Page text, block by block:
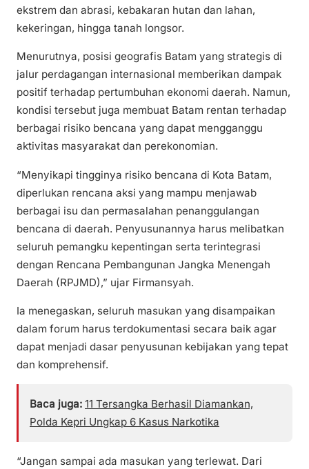
ekstrem dan abrasi, kebakaran hutan dan lahan,
kekeringan, hingga tanah longsor.
Menurutnya, posisi geografis Batam yang strategis di
jalur perdagangan internasional memberikan dampak
positif terhadap pertumbuhan ekonomi daerah. Namun,
kondisi tersebut juga membuat Batam rentan terhadap
berbagai risiko bencana yang dapat mengganggu
aktivitas masyarakat dan perekonomian.
“Menyikapi tingginya risiko bencana di Kota Batam,
diperlukan rencana aksi yang mampu menjawab
berbagai isu dan permasalahan penanggulangan
bencana di daerah. Penyusunannya harus melibatkan
seluruh pemangku kepentingan serta terintegrasi
dengan Rencana Pembangunan Jangka Menengah
Daerah (RPJMD),” ujar Firmansyah.
Ia menegaskan, seluruh masukan yang disampaikan
dalam forum harus terdokumentasi secara baik agar
dapat menjadi dasar penyusunan kebijakan yang tepat
dan komprehensif.
Baca juga: 11 Tersangka Berhasil Diamankan,
Polda Kepri Ungkap 6 Kasus Narkotika
“Jangan sampai ada masukan yang terlewat. Dari